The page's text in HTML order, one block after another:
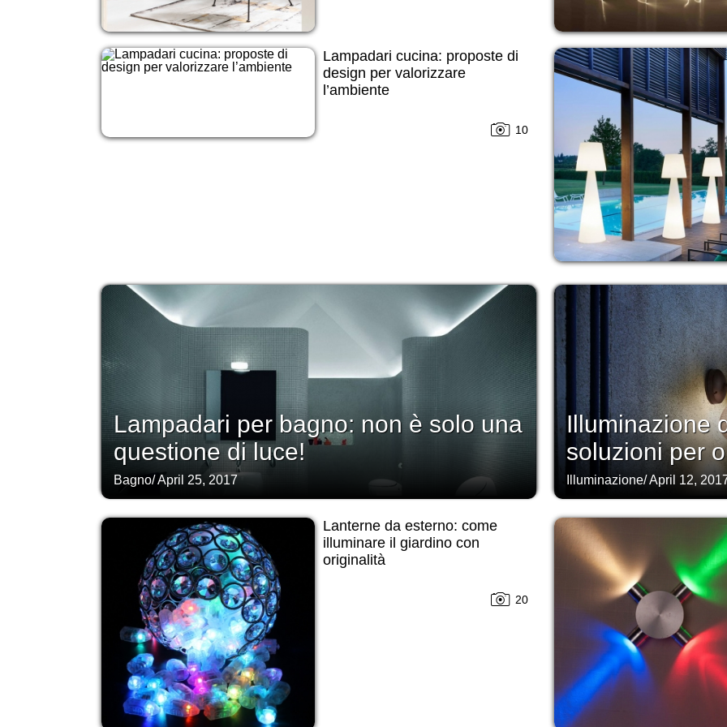
Lampadari cucina: proposte di
design per valorizzare
l’ambiente
10
Lampadari per bagno: non è solo una
questione di luce!
Bagno/April 25, 2017
Illuminazione
soluzioni per
Illuminazione/April 12,
Lanterne da esterno: come
illuminare il giardino con
originalità
20